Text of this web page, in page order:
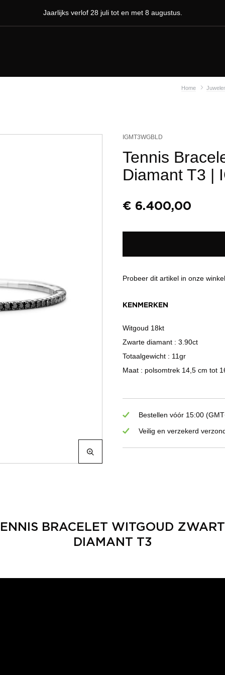
Jaarlijks verlof 28 juli tot en met 8 augustus.
Home
IGMT3WGBLD
Tennis
Diamant T3 |
€ 6.400,00
Probeer dit artikel in onze winkel.
KENMERKEN
Witgoud 18kt
Zwarte diamant : 3.90ct
Totaalgewicht : 11gr
Maat : polsomtrek 14,5 cm tot
Bestellen vóór 15:00
Veilig en verzekerd
BRACELET WITGOUD
DIAMANT T3